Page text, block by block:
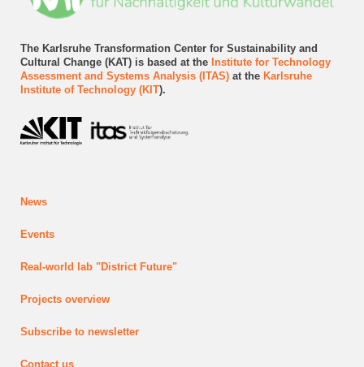
The Karlsruhe Transformation Center for Sustainability and
Cultural Change (KAT) is based at the Institute for Technology
Assessment and Systems Analysis (ITAS)at the Karlsruhe
Institute of Technology (KIT).
News
Events
Real-world lab "District Future"
Projectsoverview
Subscribe to newsletter
Contact us